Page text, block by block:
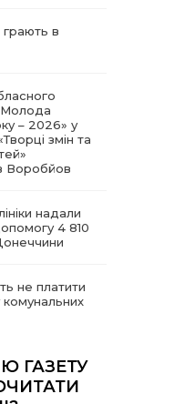
грають в
– 2026» у
змін та
Воробйов
надали
4 810
не платити
комунальних
Юристка
коли
втрачають
ГАЗЕТУ